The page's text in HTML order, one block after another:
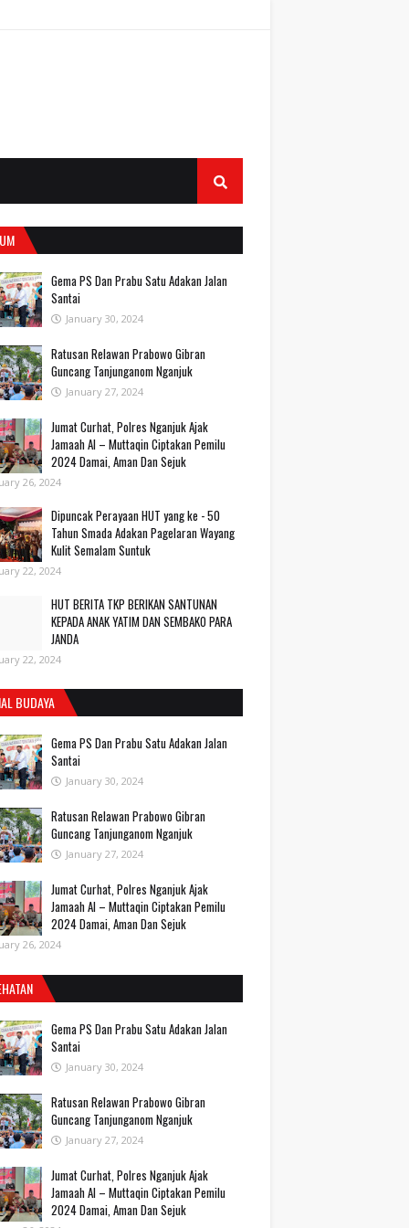
Gema PS Dan Prabu Satu Adakan Jalan
Santai
January 30, 2024
Ratusan Relawan Prabowo Gibran
Guncang Tanjunganom Nganjuk
January 27, 2024
Jumat Curhat, Polres Nganjuk Ajak
Jamaah Al – Muttaqin Ciptakan Pemilu
2024 Damai, Aman Dan Sejuk
26, 2024
Dipuncak Perayaan HUT yang ke - 50
Tahun Smada Adakan Pagelaran Wayang
Kulit Semalam Suntuk
22, 2024
HUT BERITA TKP BERIKAN SANTUNAN
KEPADA ANAK YATIM DAN SEMBAKO PARA
JANDA
22, 2024
BUDAYA
Gema PS Dan Prabu Satu Adakan Jalan
Santai
January 30, 2024
Ratusan Relawan Prabowo Gibran
Guncang Tanjunganom Nganjuk
January 27, 2024
Jumat Curhat, Polres Nganjuk Ajak
Jamaah Al – Muttaqin Ciptakan Pemilu
2024 Damai, Aman Dan Sejuk
26, 2024
Gema PS Dan Prabu Satu Adakan Jalan
Santai
January 30, 2024
Ratusan Relawan Prabowo Gibran
Guncang Tanjunganom Nganjuk
January 27, 2024
Jumat Curhat, Polres Nganjuk Ajak
Jamaah Al – Muttaqin Ciptakan Pemilu
2024 Damai, Aman Dan Sejuk